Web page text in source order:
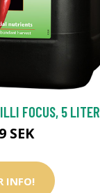
FOCUS, 5 LITER
SEK
INFO!